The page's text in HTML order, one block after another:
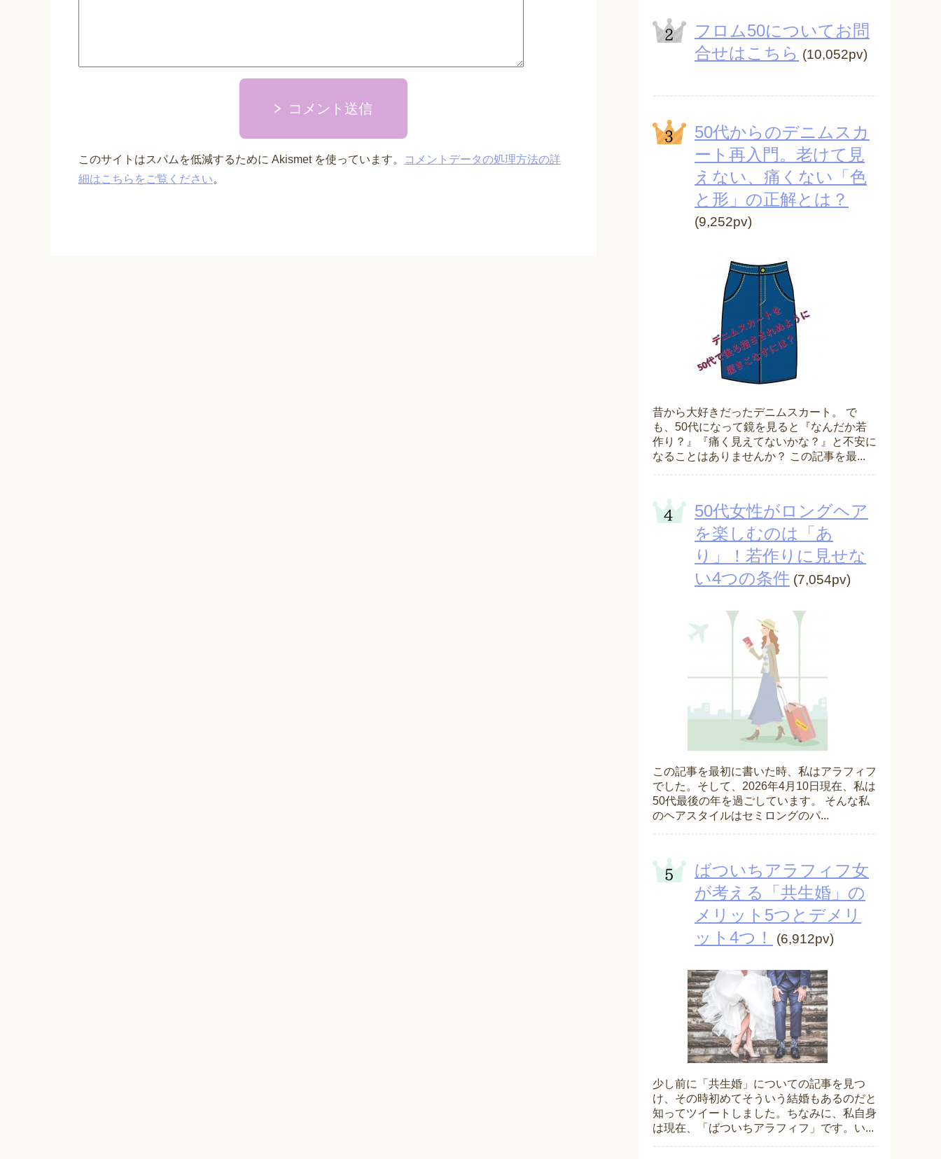
コメント送信
このサイトはスパムを低減するために Akismet を使っています。
コメントデータの処理方法の詳
細はこちらをご覧ください。
フロム50についてお問
合せはこちら (10,052pv)
50代からのデニムスカ
ート再入門。老けて見
えない、痛くない「色
と形」の正解とは？
(9,252pv)
昔から大好きだったデニムスカート。 で
も、50代になって鏡を見ると『なんだか若
作り？』『痛く見えてないかな？』と不安に
なることはありませんか？ この記事を最...
50代女性がロングヘア
を楽しむのは「あ
り」！若作りに見せな
い4つの条件 (7,054pv)
この記事を最初に書いた時、私はアラフィフ
でした。そして、2026年4月10日現在、私は
50代最後の年を過ごしています。 そんな私
のヘアスタイルはセミロングのパ...
ばついちアラフィフ女
が考える「共生婚」の
メリット5つとデメリ
ット4つ！
(6,912pv)
少し前に「共生婚」についての記事を見つ
け、その時初めてそういう結婚もあるのだと
知ってツイートしました。ちなみに、私自身
は現在、「ばついちアラフィフ」です。い...